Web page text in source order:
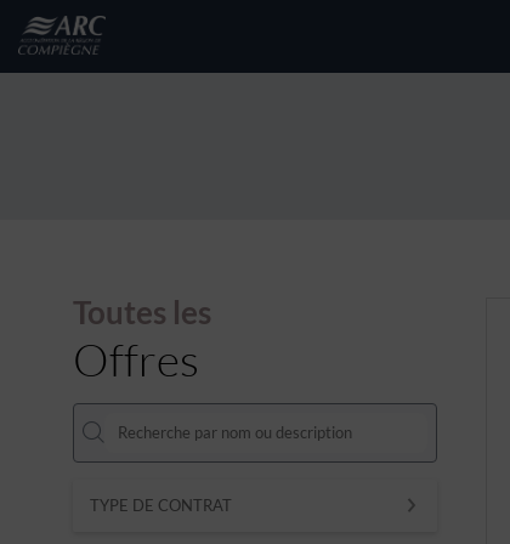
Toutes les
Offres
TYPE DE CONTRAT